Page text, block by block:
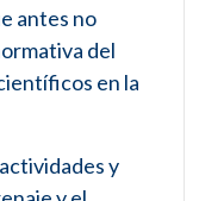
antes no
del
en la
y